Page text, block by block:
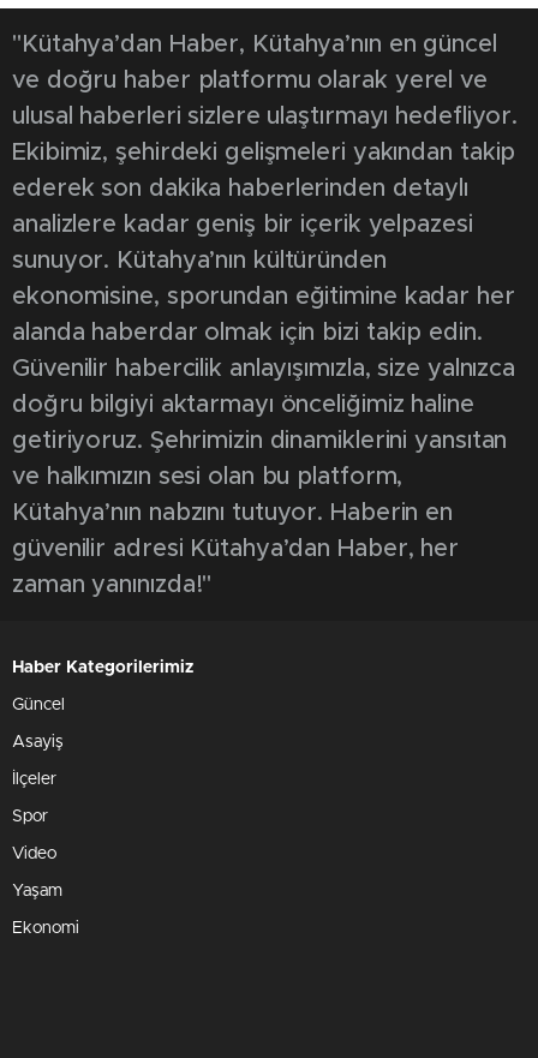
"Kütahya’dan Haber, Kütahya’nın en güncel
ve doğru haber platformu olarak yerel ve
ulusal haberleri sizlere ulaştırmayı hedefliyor.
Ekibimiz, şehirdeki gelişmeleri yakından takip
ederek son dakika haberlerinden detaylı
analizlere kadar geniş bir içerik yelpazesi
sunuyor. Kütahya’nın kültüründen
ekonomisine, sporundan eğitimine kadar her
alanda haberdar olmak için bizi takip edin.
Güvenilir habercilik anlayışımızla, size yalnızca
doğru bilgiyi aktarmayı önceliğimiz haline
getiriyoruz. Şehrimizin dinamiklerini yansıtan
ve halkımızın sesi olan bu platform,
Kütahya’nın nabzını tutuyor. Haberin en
güvenilir adresi Kütahya’dan Haber, her
zaman yanınızda!"
Haber Kategorilerimiz
Güncel
Asayiş
İlçeler
Spor
Video
Yaşam
Ekonomi